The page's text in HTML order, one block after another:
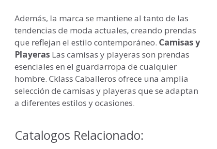
Además, la marca se mantiene al tanto de las
tendencias de moda actuales, creando prendas
que reflejan el estilo contemporáneo. Camisas y
Playeras Las camisas y playeras son prendas
esenciales en el guardarropa de cualquier
hombre. Cklass Caballeros ofrece una amplia
selección de camisas y playeras que se adaptan
a diferentes estilos y ocasiones.
Catalogos Relacionado: